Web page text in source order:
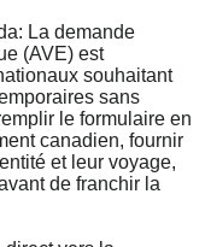
La demande
(AVE) est
souhaitant
sans
le formulaire en
canadien, fournir
et leur voyage,
de franchir la